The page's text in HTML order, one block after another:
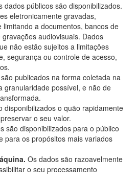
dados públicos são disponibilizados.
eletronicamente gravadas,
limitando a documentos, bancos de
audiovisuais. Dados
não estão sujeitos a limitações
segurança ou controle de acesso,
publicados na forma coletada na
granularidade possível, e não de
disponibilizados o quão rapidamente
o seu valor.
são disponibilizados para o público
para os propósitos mais variados
Os dados são razoavelmente
o seu processamento